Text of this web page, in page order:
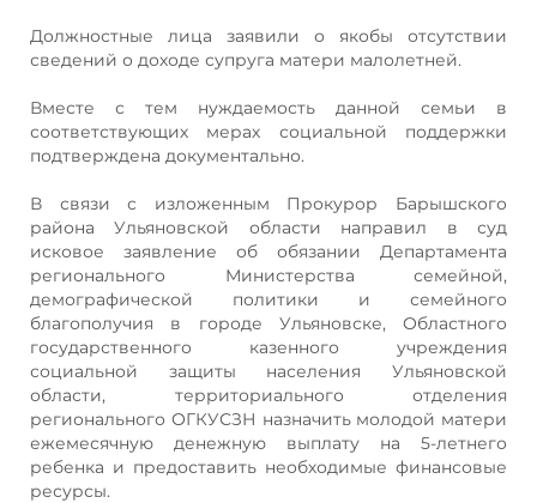
Должностные лица заявили о якобы отсутствии
сведений о доходе супруга матери малолетней.
Вместе с тем нуждаемость данной семьи в
соответствующих мерах социальной поддержки
подтверждена документально.
В связи с изложенным Прокурор Барышского
района Ульяновской области направил в суд
исковое заявление об обязании Департамента
регионального Министерства семейной,
демографической политики и семейного
благополучия в городе Ульяновске, Областного
государственного казенного учреждения
социальной защиты населения Ульяновской
области, территориального отделения
регионального ОГКУСЗН назначить молодой матери
ежемесячную денежную выплату на 5-летнего
ребенка и предоставить необходимые финансовые
ресурсы.